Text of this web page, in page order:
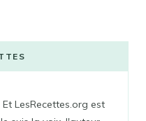
LesRecettes.org est